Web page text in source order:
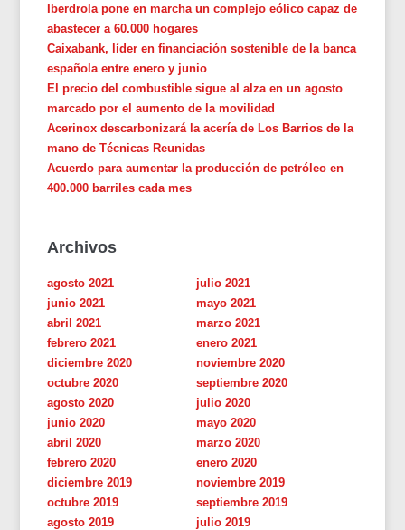
Iberdrola pone en marcha un complejo eólico capaz de
abastecer a 60.000 hogares
Caixabank, líder en financiación sostenible de la banca
española entre enero y junio
El precio del combustible sigue al alza en un agosto
marcado por el aumento de la movilidad
Acerinox descarbonizará la acería de Los Barrios de la
mano de Técnicas Reunidas
Acuerdo para aumentar la producción de petróleo en
400.000 barriles cada mes
Archivos
agosto 2021
julio 2021
junio 2021
mayo 2021
abril 2021
marzo 2021
febrero 2021
enero 2021
diciembre 2020
noviembre 2020
octubre 2020
septiembre 2020
agosto 2020
julio 2020
junio 2020
mayo 2020
abril 2020
marzo 2020
febrero 2020
enero 2020
diciembre 2019
noviembre 2019
octubre 2019
septiembre 2019
agosto 2019
julio 2019